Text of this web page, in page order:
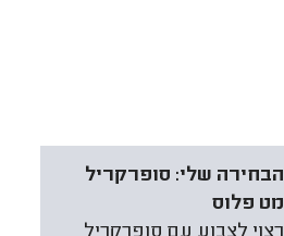
הבחירה שלי: סופרקריל
מט פלוס